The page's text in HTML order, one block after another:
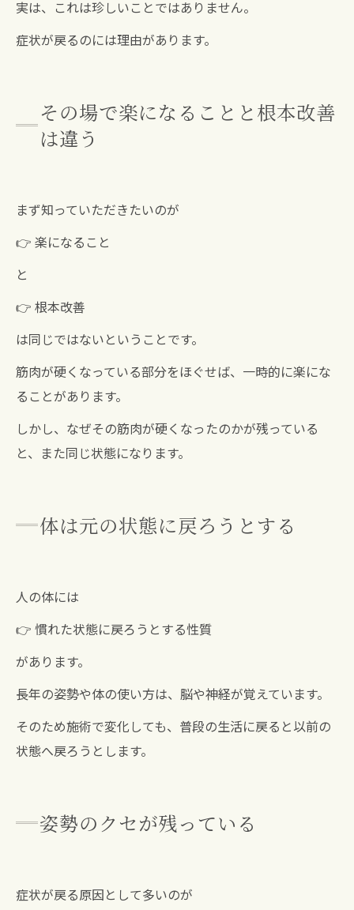
実は、これは珍しいことではありません。
症状が戻るのには理由があります。
その場で楽になることと根本改善
は違う
まず知っていただきたいのが
👉 楽になること
と
👉 根本改善
は同じではないということです。
筋肉が硬くなっている部分をほぐせば、一時的に楽にな
ることがあります。
しかし、なぜその筋肉が硬くなったのかが残っている
と、また同じ状態になります。
体は元の状態に戻ろうとする
人の体には
👉 慣れた状態に戻ろうとする性質
があります。
長年の姿勢や体の使い方は、脳や神経が覚えています。
そのため施術で変化しても、普段の生活に戻ると以前の
状態へ戻ろうとします。
姿勢のクセが残っている
症状が戻る原因として多いのが